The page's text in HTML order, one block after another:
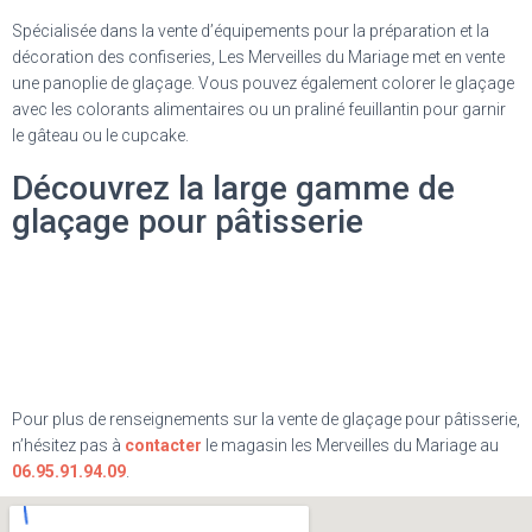
Spécialisée dans la vente d’équipements pour la préparation et la
décoration des confiseries, Les Merveilles du Mariage met en vente
une panoplie de glaçage. Vous pouvez également colorer le glaçage
avec les colorants alimentaires ou un praliné feuillantin pour garnir
le gâteau ou le cupcake.
Découvrez la large gamme de
glaçage pour pâtisserie
Pour plus de renseignements sur la vente de glaçage pour pâtisserie,
n’hésitez pas à contacter le magasin les Merveilles du Mariage au
06.95.91.94.09.